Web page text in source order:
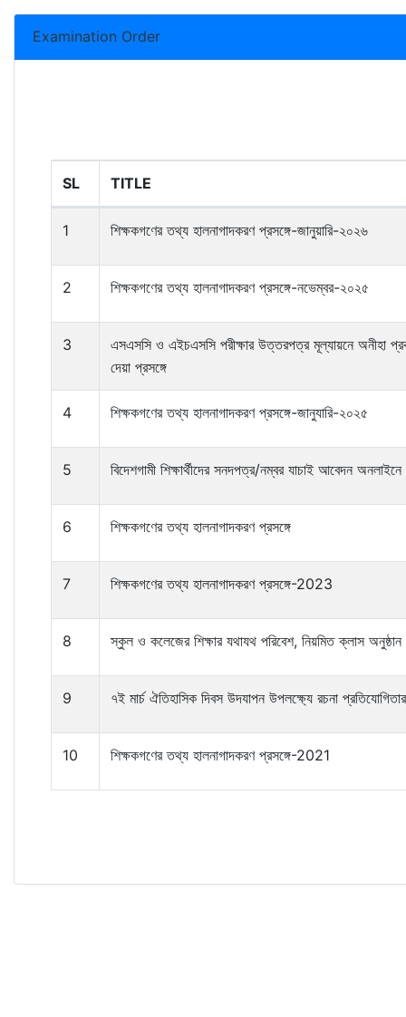
Examination Order
SL TITLE
1 শিক্ষকগণের তথ্য হালনাগাদকরণ প্রসঙ্গে-জানুয়ারি-২০২৬
2 শিক্ষকগণের তথ্য হালনাগাদকরণ প্রসঙ্গে-নভেম্বর-২০২৫
3
এসএসসি ও এইচএসসি পরীক্ষার উত্তরপত্র মূল্যায়নে অনীহা
দেয়া প্রসঙ্গে
4 শিক্ষকগণের তথ্য হালনাগাদকরণ প্রসঙ্গে-জানুযারি-২০২৫
5 বিদেশগামী শিক্ষার্থীদের সনদপত্র/নম্বর যাচাই আবেদন
6 শিক্ষকগণের তথ্য হালনাগাদকরণ প্রসঙ্গে
7 শিক্ষকগণের তথ্য হালনাগাদকরণ প্রসঙ্গে-2023
8 স্কুল ও কলেজের শিক্ষার যথাযথ পরিবেশ, নিয়মিত ক্লাস
9 ৭ই মার্চ ঐতিহাসিক দিবস উদযাপন উপলক্ষ্যে রচনা
10 শিক্ষকগণের তথ্য হালনাগাদকরণ প্রসঙ্গে-2021